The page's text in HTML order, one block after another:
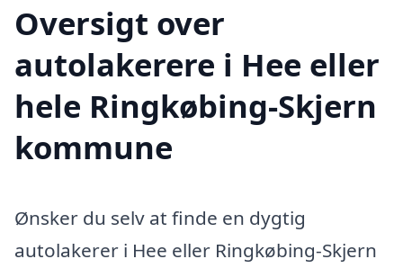
Oversigt over
autolakerere i Hee eller
hele Ringkøbing-Skjern
kommune
Ønsker du selv at finde en dygtig
autolakerer i Hee eller Ringkøbing-Skjern